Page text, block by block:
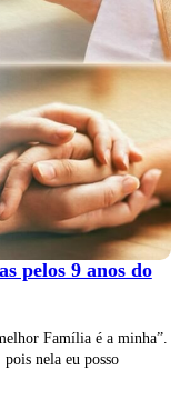
pelos 9 anos do
Família é a minha”.
nela eu posso